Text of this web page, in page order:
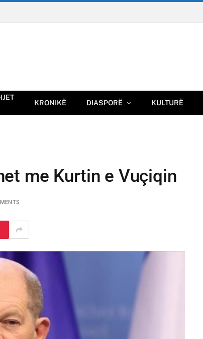
KRONIKË DIASPORË KULTURË
me Kurtin e Vuçiqin